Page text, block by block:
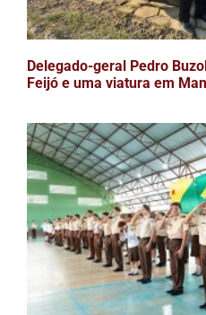
Delegado-geral Pedro
Feijó e uma viatura em